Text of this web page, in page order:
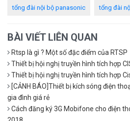
tổng đài nội bộ panasonic tổng đài
BÀI VIẾT LIÊN QUAN
Rtsp là gì ? Một số đặc điểm của RTSP
Thiết bị hội nghị truyền hình tích hợp
Thiết bị hội nghị truyền hình tích hợp
[CẢNH BÁO]Thiết bị kích sóng điện
gia đình giá rẻ
Cách đăng ký 3G Mobifone cho điện